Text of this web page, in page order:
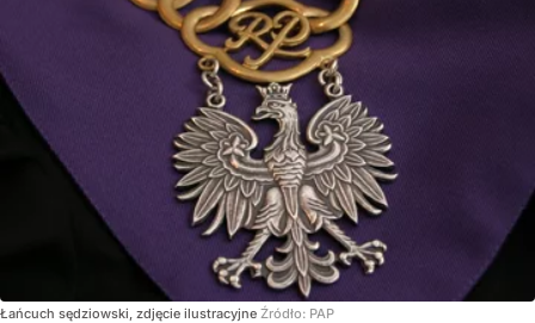
Łańcuch sędziowski, zdjęcie ilustracyjne Źródło: PAP